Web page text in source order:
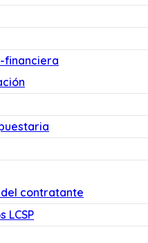
financiera
contratante
LCSP